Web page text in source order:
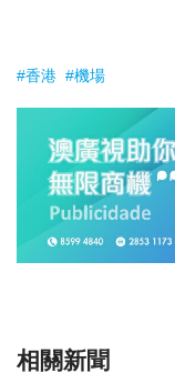
#香港 #機場
相關新聞